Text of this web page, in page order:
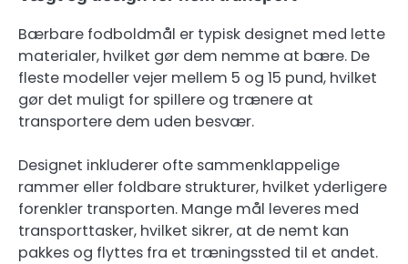
Bærbare fodboldmål er typisk designet med lette
materialer, hvilket gør dem nemme at bære. De
fleste modeller vejer mellem 5 og 15 pund, hvilket
gør det muligt for spillere og trænere at
transportere dem uden besvær.
Designet inkluderer ofte sammenklappelige
rammer eller foldbare strukturer, hvilket yderligere
forenkler transporten. Mange mål leveres med
transporttasker, hvilket sikrer, at de nemt kan
pakkes og flyttes fra et træningssted til et andet.